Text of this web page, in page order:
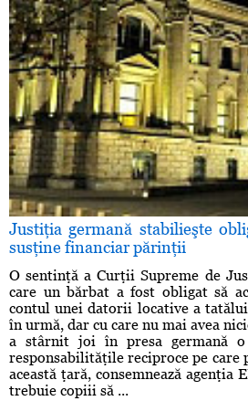
Justiţia germană stabilieşte
susţine financiar părinţii
O sentinţă a Curţii Supreme de
care un bărbat a fost obligat să
contul unei datorii locative a
în urmă, dar cu care nu mai avea
a stârnit joi în presa germană o
responsabilităţile reciproce pe
această ţară, consemnează agenţia
trebuie copiii să ...